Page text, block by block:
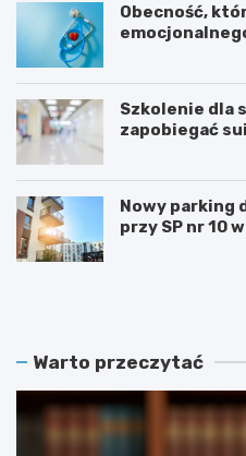
Obecność,
Szkolenie dla
zapobiegać
Nowy parking
przy SP nr 10
Z
ć
E
a Warto przeczytać